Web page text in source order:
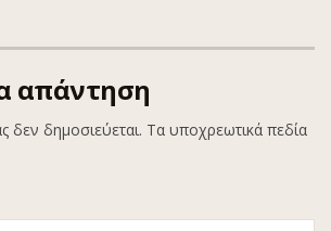
απάντηση
δεν δημοσιεύεται. Τα υποχρεωτικά πεδία